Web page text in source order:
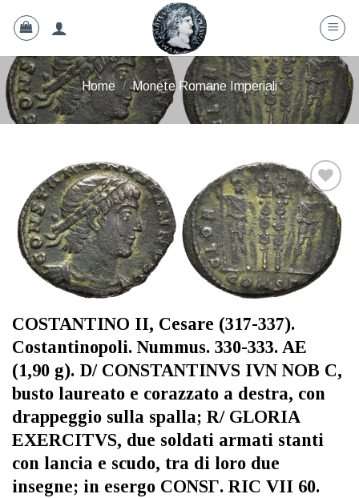
Home / Monete Romane Imperiali
Aggiungi
a lista
dei
desideri
COSTANTINO II, Cesare (317-337).
Costantinopoli. Nummus. 330-333. AE
(1,90 g). D/ CONSTANTINVS IVN NOB C,
busto laureato e corazzato a destra, con
drappeggio sulla spalla; R/ GLORIA
EXERCITVS, due soldati armati stanti
con lancia e scudo, tra di loro due
insegne; in esergo CONSΓ. RIC VII 60.